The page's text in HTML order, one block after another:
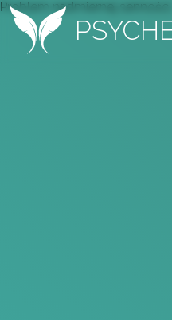
Problem nadmiernej senności